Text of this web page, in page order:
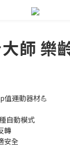
師 樂
值運動器材💪
自動模式
轉
安全